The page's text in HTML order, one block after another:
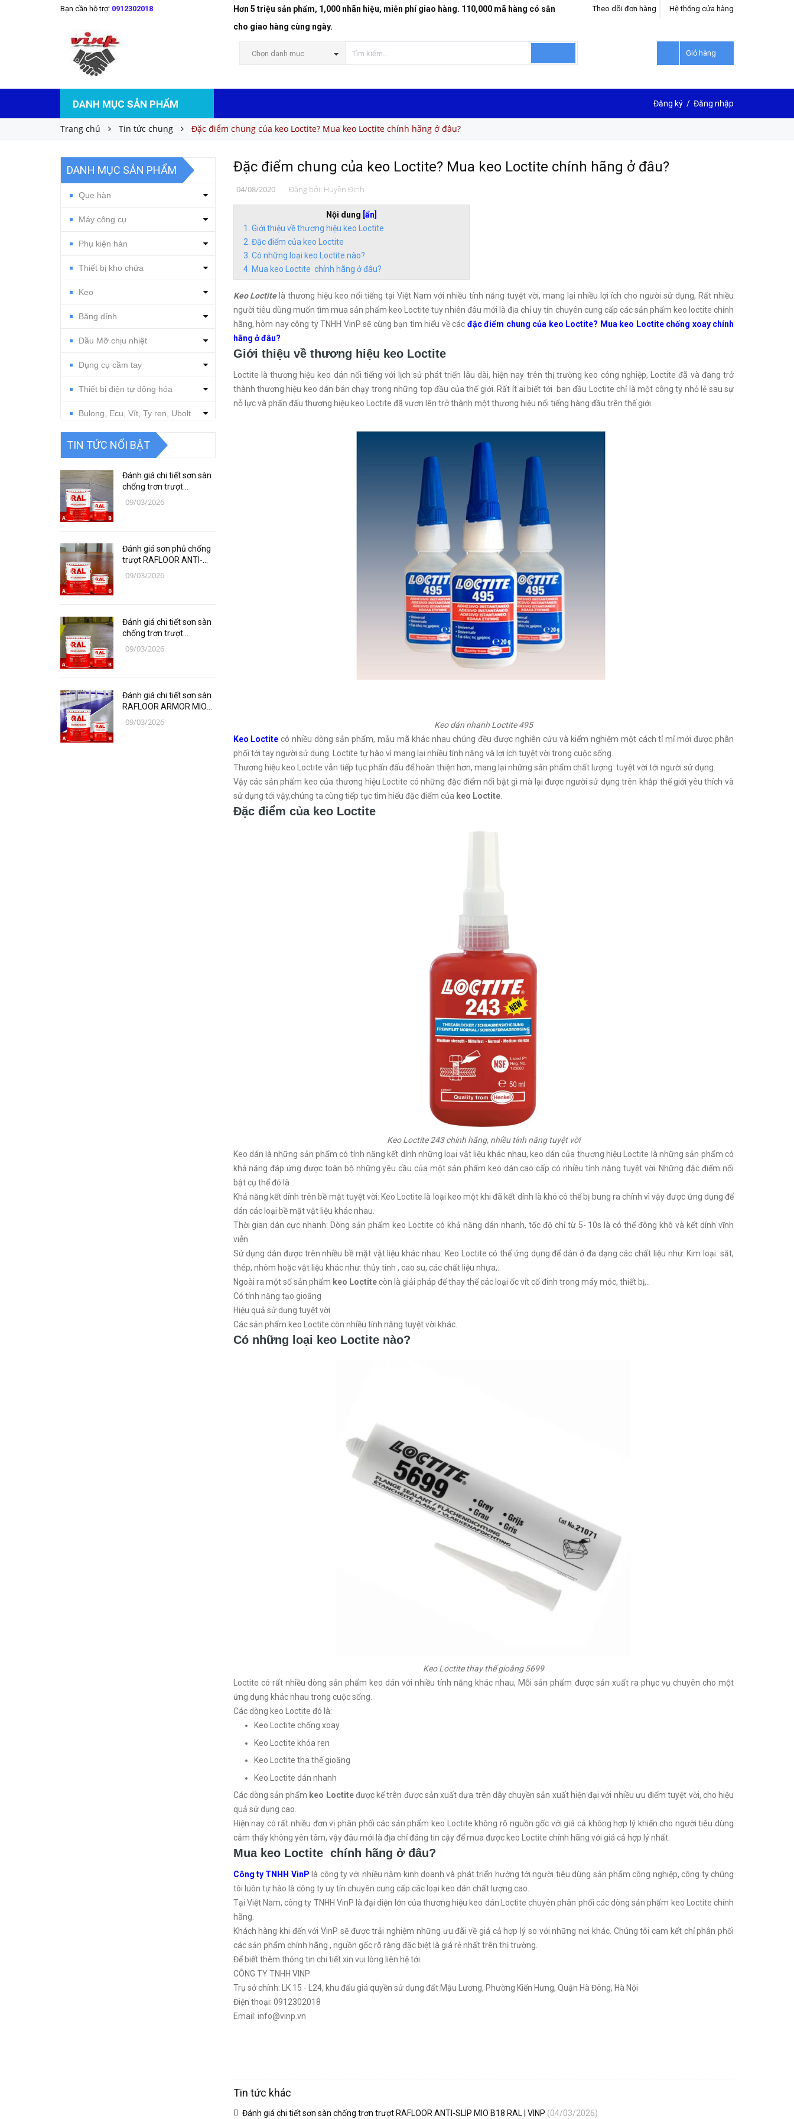
Bạn cần hỗ trợ: 0912302018
Hơn 5 triệu sản phẩm, 1,000 nhãn hiệu, miễn phí giao hàng. 110,000 mã hàng có sẵn
cho giao hàng cùng ngày.
Hệ thống cửa hàng
Theo dõi đơn hàng
Chọn danh mục Giỏ hàng
DANH MỤC SẢN PHẨM Đăng ký / Đăng nhập
Trang chủ Tin tức chung Đặc điểm chung của keo Loctite? Mua keo Loctite chính hãng ở đâu?
Đặc điểm chung của keo Loctite? Mua keo Loctite chính hãng ở đâu?
04/08/2020 Đăng bởi: Huyền Đinh
Nội dung [ẩn]
Giới thiệu về thương hiệu keo Loctite
Đặc điểm của keo Loctite
Có những loại keo Loctite nào?
Mua keo Loctite chính hãng ở đâu?
Keo Loctitelà thương hiệu keo nổi tiếng tại Việt Nam với nhiều tính năng tuyệt vời, mang lại nhiều lợi ích cho người sử dụng, Rất nhiều
người tiêu dùng muốn tìm mua sản phẩm keo Loctite tuy nhiên đâu mới là địa chỉ uy tín chuyên cung cấp các sản phẩm keo loctite chính
hãng, hôm nay công ty TNHH VinP sẽ cùng bạn tìm hiểu về các đặc điểm chung của keo Loctite? Mua keo Loctite chống xoay chính
hãng ở đâu?
Giới thiệu về thương hiệu keo Loctite
Loctite là thương hiệu keo dán nổi tiếng với lịch sử phát triển lâu dài, hiện nay trên thị trường keo công nghiệp, Loctite đã và đang trở
thành thương hiệu keo dán bán chạy trong những top đầu của thế giới. Rất ít ai biết tới ban đầu Loctite chỉ là một công ty nhỏ lẻ sau sự
nỗ lực và phấn đấu thương hiệu keo Loctite đã vươn lên trở thành một thương hiệu nổi tiếng hàng đầu trên thế giới.
Keo dán nhanh Loctite 495
Keo Loctite có nhiều dòng sản phẩm, mẫu mã khác nhau chúng đều được nghiên cứu và kiểm nghiệm một cách tỉ mỉ mới được phân
phối tới tay người sử dụng. Loctite tự hào vì mang lại nhiều tính năng và lợi ích tuyệt vời trong cuộc sống.
Thương hiệu keo Loctite vẫn tiếp tục phấn đấu để hoàn thiện hơn, mang lại những sản phẩm chất lượng tuyệt vời tới người sử dụng.
Vậy các sản phẩm keo của thương hiệu Loctite có những đặc điểm nổi bật gì mà lại được người sử dụng trên khắp thế giới yêu thích và
sử dụng tới vậy,chúng ta cùng tiếp tục tìm hiểu đặc điểm của keo Loctite.
Đặc điểm của keo Loctite
Keo Loctite 243 chính hãng, nhiều tính năng tuyệt vời
Keo dán là những sản phẩm có tính năng kết dính những loại vật liệu khác nhau, keo dán của thương hiệu Loctite là những sản phẩm có
khả năng đáp ứng được toàn bộ những yêu cầu của một sản phẩm keo dán cao cấp có nhiều tính năng tuyệt vời. Những đặc điểm nổi
bật cụ thể đó là :
Khả năng kết dính trên bề mặt tuyệt vời: Keo Loctite là loại keo một khi đã kết dính là khó có thể bị bung ra chính vì vậy được ứng dụng để
dán các loại bề mặt vật liệu khác nhau.
Thời gian dán cực nhanh: Dòng sản phẩm keo Loctite có khả năng dán nhanh, tốc độ chỉ từ 5- 10s là có thể đông khô và kết dính vĩnh
viễn.
Sử dụng dán được trên nhiều bề mặt vật liệu khác nhau: Keo Loctite có thể ứng dụng để dán ở đa dạng các chất liệu như: Kim loại: sắt,
thép, nhôm hoặc vật liệu khác như: thủy tinh , cao su, các chất liệu nhựa,..
Ngoài ra một số sản phẩm keo Loctitecòn là giải pháp để thay thế các loại ốc vít cố đinh trong máy móc, thiết bị,..
Có tính năng tạo gioăng
Hiệu quả sử dụng tuyệt vời
Các sản phẩm keo Loctite còn nhiều tính năng tuyệt vời khác.
Có những loại keo Loctite nào?
Keo Loctite thay thế gioăng 5699
Loctite có rất nhiều dòng sản phẩm keo dán với nhiều tính năng khác nhau, Mỗi sản phẩm được sản xuất ra phục vụ chuyên cho một
ứng dụng khác nhau trong cuộc sống.
Các dòng keo Loctite đó là:
Keo Loctite chống xoay
Keo Loctite khóa ren
Keo Loctite tha thế gioăng
Keo Loctite dán nhanh
Các dòng sản phẩm keo Loctiteđược kể trên được sản xuất dựa trên dây chuyền sản xuất hiện đại với nhiều ưu điểm tuyệt vời, cho hiệu
quả sử dụng cao.
Hiện nay có rất nhiều đơn vị phân phối các sản phẩm keo Loctite không rõ nguồn gốc với giá cả không hợp lý khiến cho người tiêu dùng
cảm thấy không yên tâm, vậy đâu mới là địa chỉ đáng tin cậy để mua được keo Loctite chính hãng với giá cả hợp lý nhất.
Mua keo Loctite chính hãng ở đâu?
Công ty TNHH VinP là công ty với nhiều năm kinh doanh và phát triển hướng tới người tiêu dùng sản phẩm công nghiệp, công ty chúng
tôi luôn tự hào là công ty uy tín chuyên cung cấp các loại keo dán chất lượng cao.
Tại Việt Nam, công ty TNHH VinP là đại diện lớn của thương hiệu keo dán Loctite chuyên phân phối các dòng sản phẩm keo Loctite chính
hãng.
Khách hàng khi đến với VinP sẽ được trải nghiệm những ưu đãi về giá cả hợp lý so với những nơi khác. Chúng tôi cam kết chỉ phân phối
các sản phẩm chính hãng , nguồn gốc rõ ràng đặc biệt là giá rẻ nhất trên thị trường.
Để biết thêm thông tin chi tiết xin vui lòng liên hệ tới:
CÔNG TY TNHH VINP
Trụ sở chính: LK 15 - L24, khu đấu giá quyền sử dụng đất Mậu Lương, Phường Kiến Hưng, Quận Hà Đông, Hà Nội
Điện thoại: 0912302018
Email: info@vinp.vn
Tin tức khác
Đánh giá chi tiết sơn sàn chống trơn trượt RAFLOOR ANTI-SLIP MIO B18 RAL | VINP (04/03/2026)
DANH MỤC SẢN PHẨM
Que hàn
Máy công cụ
Phụ kiện hàn
Thiết bị kho chứa
Keo
Băng dính
Dầu Mỡ chịu nhiệt
Dụng cụ cầm tay
Thiết bị điện tự động hóa
Bulong, Ecu, Vít, Ty ren, Ubolt
Dụng cụ cắt gọt
Thiết bị, vật tư điện nước
Thiết bị, vật tư điện lạnh
Thiết bị bảo hộ lao động
Thiết bị đo Mitutoyo
Dụng Cụ Ngành Hàng Không
Thiết Bị Niika
Linh, Phụ Kiện Công Nghiệp
Nặng
Hóa chất
TIN TỨC NỔI BẬT
Đánh giá chi tiết sơn sàn
chống trơn trượt
RAFLOOR ANTI-SLIP MIO
09/03/2026
Đánh giá sơn phủ chống
trượt RAFLOOR ANTI-
SLIP (PU) B17-1 RAL
09/03/2026
Đánh giá chi tiết sơn sàn
chống trơn trượt
RAFLOOR ANTI-SLIP B17
09/03/2026
Đánh giá chi tiết sơn sàn
RAFLOOR ARMOR MIO
chịu mài mòn vượt trội |
09/03/2026